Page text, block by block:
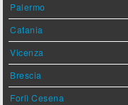
Palermo
Catania
Vicenza
Brescia
Forlì Cesena